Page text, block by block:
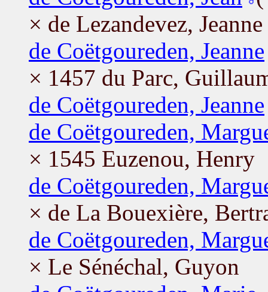
× de Lezandevez, Jeanne
de Coëtgoureden, Jeanne
× 1457 du Parc,
de Coëtgoureden, Jeanne
de Coëtgoureden,
× 1545 Euzenou, Henry
de Coëtgoureden,
× de La Bouexière,
de Coëtgoureden,
× Le Sénéchal, Guyon